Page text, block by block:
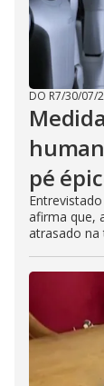
DO R7/30/07/
pé
afirma que,
atrasado na